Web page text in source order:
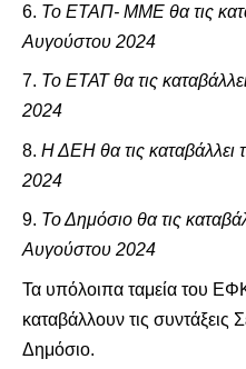
Το ΕΤΑΠ- ΜΜΕ θα τις
Αυγούστου 2024
Το ΕΤΑΤ θα τις
2024
Η ΔΕΗ θα τις
2024
Το Δημόσιο θα τις
Αυγούστου 2024
Τα υπόλοιπα ταμεία του
καταβάλλουν τις
Δημόσιο.